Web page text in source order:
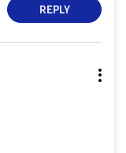
REPLY